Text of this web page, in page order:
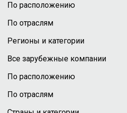
По расположению
По отраслям
Регионы и категории
Все зарубежные компании
По расположению
По отраслям